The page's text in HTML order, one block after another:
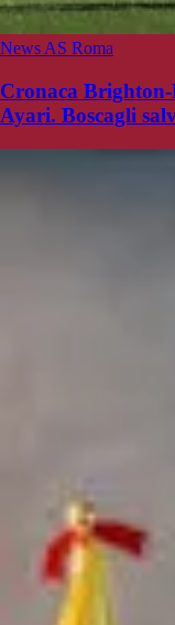
News AS Roma
Cronaca
Ayari. Boscagli